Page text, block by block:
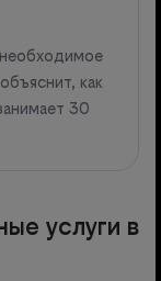
как
30
услуги в